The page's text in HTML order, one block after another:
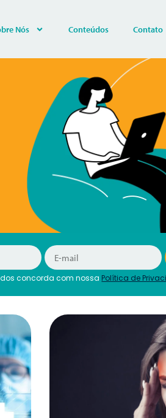
Nós Conteúdos Contato
concorda com nossa Política de